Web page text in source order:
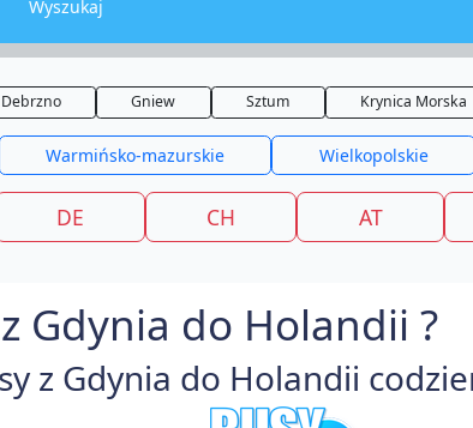
Wyszukaj
Debrzno Gniew Sztum Krynica Morska
Warmińsko-mazurskie Wielkopolskie
DE CH AT
Gdynia do Holandii ?
z Gdynia do Holandii